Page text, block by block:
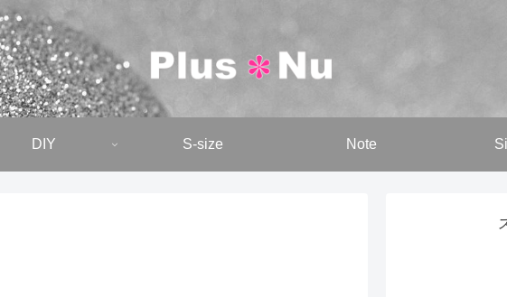
DIY S-size Note